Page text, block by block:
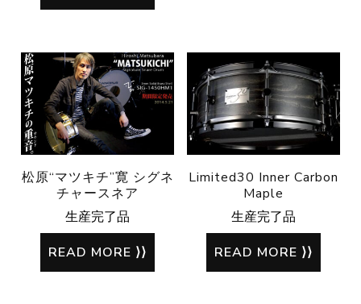
松原“マツキチ”寛 シグネ
チャースネア
生産完了品
READ MORE
Limited30 Inner Carbon
Maple
生産完了品
READ MORE